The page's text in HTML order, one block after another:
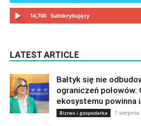
14,700 Subskrybujący
LATEST ARTICLE
Bałtyk się nie
ograniczeń połowów.
ekosystemu powinna
Biznes i gospodarka 7 sierpnia